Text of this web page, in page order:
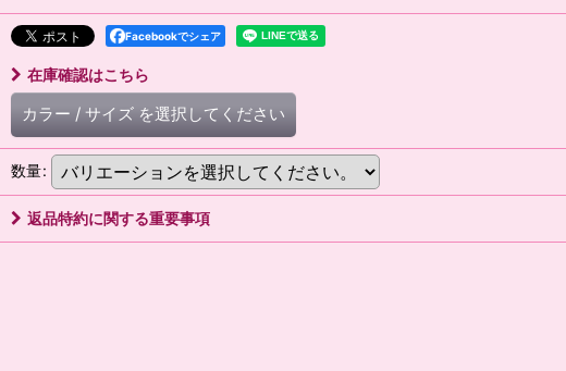
Facebookでシェア
在庫確認はこちら
カラー / サイズ を選択してください
数量:
返品特約に関する重要事項